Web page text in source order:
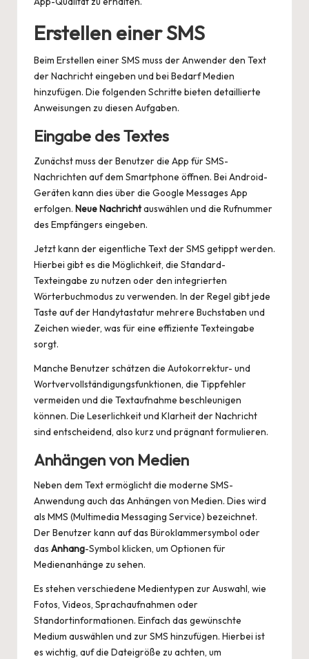
Erstellen einer SMS
Beim Erstellen einer SMS muss der Anwender den Text
der Nachricht eingeben und bei Bedarf Medien
hinzufügen. Die folgenden Schritte bieten detaillierte
Anweisungen zu diesen Aufgaben.
Eingabe des Textes
Zunächst muss der Benutzer die App für SMS-
Nachrichten auf dem Smartphone öffnen. Bei Android-
Geräten kann dies über die Google Messages App
erfolgen. Neue Nachrichtauswählen und die Rufnummer
des Empfängers eingeben.
Jetzt kann der eigentliche Text der SMS getippt werden.
Hierbei gibt es die Möglichkeit, die Standard-
Texteingabe zu nutzen oder den integrierten
Wörterbuchmodus zu verwenden. In der Regel gibt jede
Taste auf der Handytastatur mehrere Buchstaben und
Zeichen wieder, was für eine effiziente Texteingabe
sorgt.
Manche Benutzer schätzen die Autokorrektur- und
Wortvervollständigungsfunktionen, die Tippfehler
vermeiden und die Textaufnahme beschleunigen
können. Die Leserlichkeit und Klarheit der Nachricht
sind entscheidend, also kurz und prägnant formulieren.
Anhängen von Medien
Neben dem Text ermöglicht die moderne SMS-
Anwendung auch das Anhängen von Medien. Dies wird
als MMS (Multimedia Messaging Service) bezeichnet.
Der Benutzer kann auf das Büroklammersymbol oder
das Anhang-Symbol klicken, um Optionen für
Medienanhänge zu sehen.
Es stehen verschiedene Medientypen zur Auswahl, wie
Fotos, Videos, Sprachaufnahmen oder
Standortinformationen. Einfach das gewünschte
Medium auswählen und zur SMS hinzufügen. Hierbei ist
es wichtig, auf die Dateigröße zu achten, um